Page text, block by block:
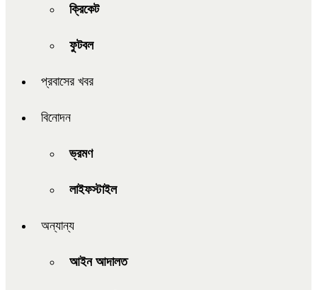
ক্রিকেট
ফুটবল
প্রবাসের খবর
বিনোদন
ভ্রমণ
লাইফস্টাইল
অন্যান্য
আইন আদালত